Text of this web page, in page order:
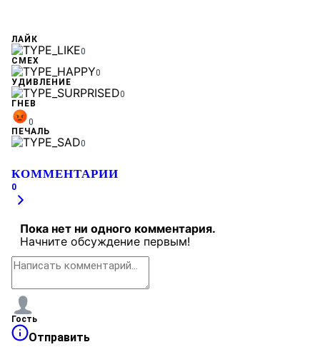
ЛАЙК
0
СМЕХ
0
УДИВЛЕНИЕ
0
ГНЕВ
0
ПЕЧАЛЬ
0
КОММЕНТАРИИ
0
Пока нет ни одного комментария.
Начните обсуждение первым!
Гость
Отправить